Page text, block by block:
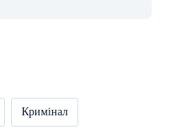
Кримінал